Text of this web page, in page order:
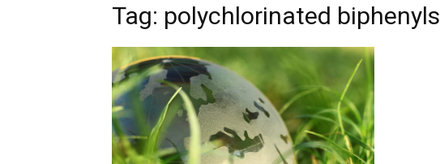
Tag: polychlorinated biphenyls